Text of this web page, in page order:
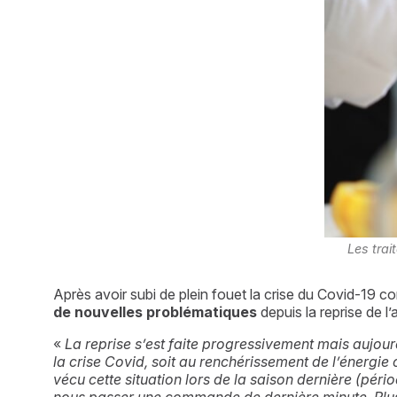
Les
Après avoir subi de plein fouet la crise du Covid-19
de nouvelles problématiques depuis la reprise de
« La reprise s’est faite progressivement mais
la crise Covid, soit au renchérissement de l’énergie
vécu cette situation lors de la saison dernière